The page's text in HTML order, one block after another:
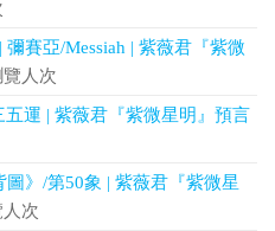
賽亞/Messiah | 紫薇君『紫微
人次
運 | 紫薇君『紫微星明』預言
》/第50象 | 紫薇君『紫微星
次